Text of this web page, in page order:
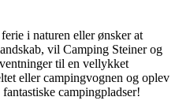
i naturen eller ønsker at
vil Camping Steiner og
til en vellykket
eller campingvognen og oplev
campingpladser!